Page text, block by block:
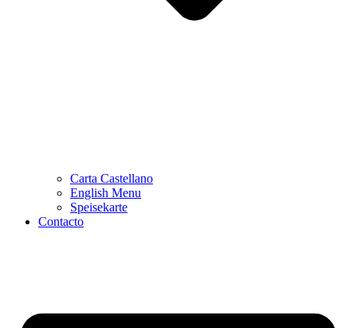
Carta Castellano
English Menu
Speisekarte
Contacto